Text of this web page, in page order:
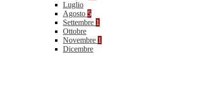
Luglio
Agosto 5
Settembre 1
Ottobre
Novembre 1
Dicembre